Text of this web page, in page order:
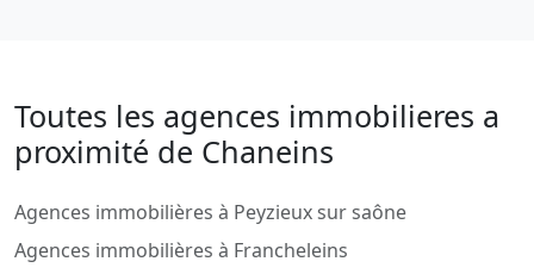
Toutes les agences immobilieres a
proximité de Chaneins
Agences immobilières à Peyzieux sur saône
Agences immobilières à Francheleins